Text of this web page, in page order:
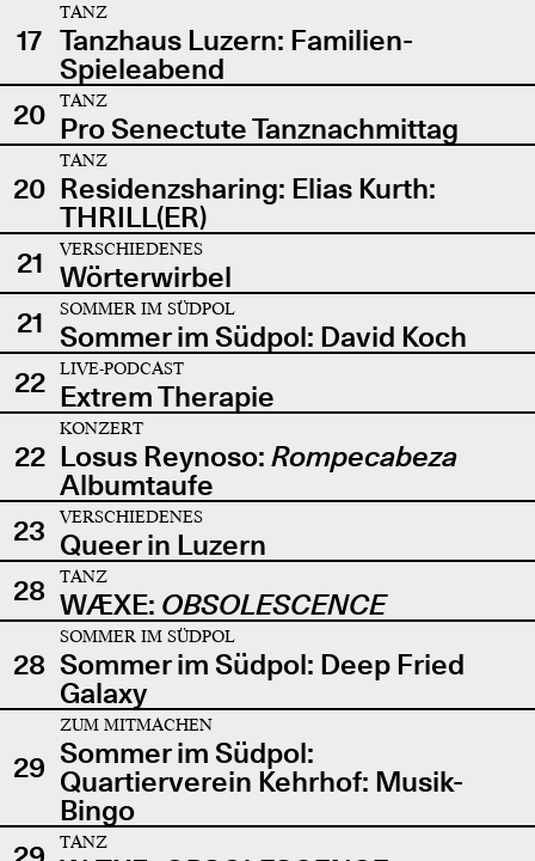
17
TANZ
Tanzhaus Luzern: Familien-
Spieleabend
20
TANZ
Pro Senectute Tanznachmittag
20
TANZ
Residenzsharing: Elias Kurth:
THRILL(ER)
21
VERSCHIEDENES
Wörterwirbel
21
SOMMER IM SÜDPOL
Sommer im Südpol: David Koch
22
LIVE-PODCAST
Extrem Therapie
22
KONZERT
Losus Reynoso: Rompecabeza
Albumtaufe
23
VERSCHIEDENES
Queer in Luzern
28
TANZ
WÆXE: OBSOLESCENCE
28
SOMMER IM SÜDPOL
Sommer im Südpol: Deep Fried
Galaxy
29
ZUM MITMACHEN
Sommer im Südpol:
Quartierverein Kehrhof: Musik-
Bingo
TANZ